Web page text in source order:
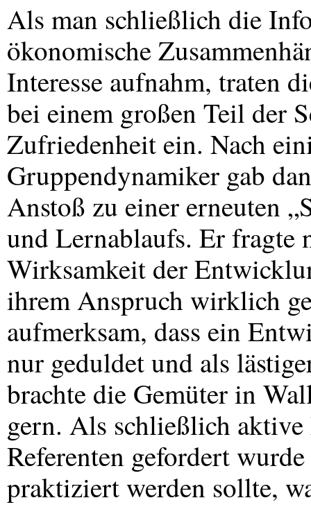
Als man schließlich die
ökonomische
Interesse aufnahm, traten
bei einem großen Teil der
Zufriedenheit ein. Nach
Gruppendynamiker gab
Anstoß zu einer erneuten
und Lernablaufs. Er fragte
Wirksamkeit der
ihrem Anspruch wirklich
aufmerksam, dass ein
nur geduldet und als
brachte die Gemüter in
gern. Als schließlich
Referenten gefordert
praktiziert werden sollte,